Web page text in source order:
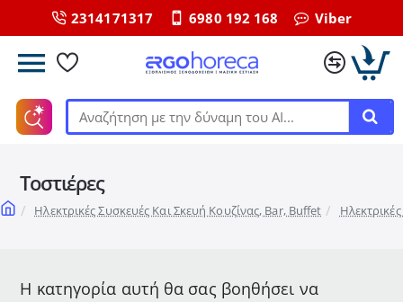
2314171317 6980 192 168 Viber
Αναζήτηση
δύναμη
του
ΑΙ...
Τοστιέρες
homeΗλεκτρικές Συσκευές Και Σκευή Κουζίνας, Bar, Buffet
Η κατηγορία αυτή θα σας βοηθήσει να